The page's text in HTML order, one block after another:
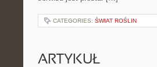
CATEGORIES: ŚWIAT ROŚLIN
ARTYKUŁ